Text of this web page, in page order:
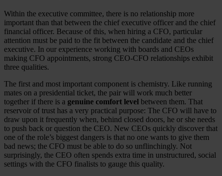
Within the executive committee, there is no relationship more
important than that between the chief executive officer and the chief
financial officer. Because of this, when hiring a CFO, particular
attention must be paid to the fit between the candidate and the chief
executive. In our experience working with boards and CEOs
making CFO appointments, strong CEO-CFO relationships exhibit
three qualities.
The first and most important component is chemistry. Like running
mates on a presidential ticket, the pair will work much better
together if there is a genuine comfort level between them. That
reservoir of trust has a very practical purpose: The CFO will have to
draw upon it frequently when, behind closed doors, he or she needs
to push back or question the CEO. New CEOs quickly discover that
one of the role’s biggest dangers is that no one wants to give them
bad news; the CFO must be able to do so unflinchingly. Not
surprisingly, the CEO often spends extra time in unstructured, social
settings with the CFO finalists to gauge this quality.